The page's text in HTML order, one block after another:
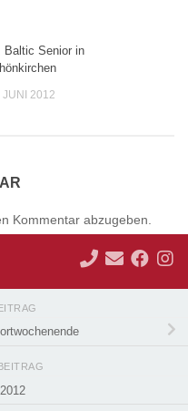
Baltic Senior in
JUNI 2012
Kommentar abzugeben.